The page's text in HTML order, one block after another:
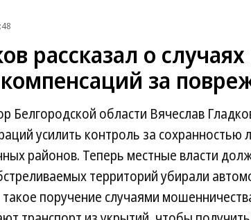
рассказал о
за
Белгородской области Вячеслав
усилить контроль за сохранностью
районов. Теперь местные власти
территорий убирали
поручение случаями